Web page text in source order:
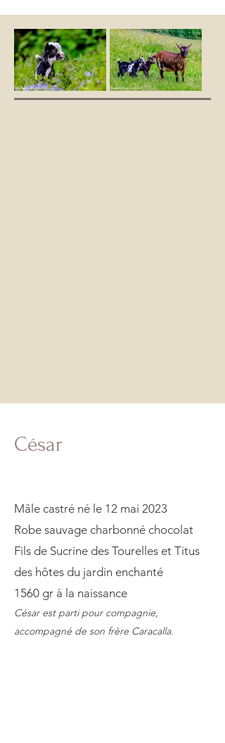
César
Mâle castré né le 12 mai 2023
Robe sauvage charbonné chocolat
Fils de Sucrine des Tourelles et Titus
des hôtes du jardin enchanté
1560 gr à la naissance
César est parti pour compagnie,
accompagné de son frère Caracalla.